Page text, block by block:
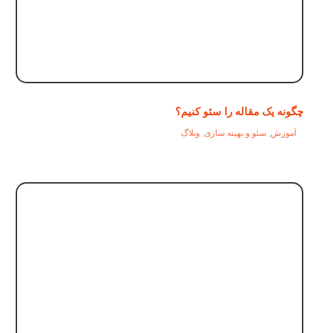
چگونه یک مقاله را سئو کنیم؟
آموزش سئو و بهینه سازی وبلاگ